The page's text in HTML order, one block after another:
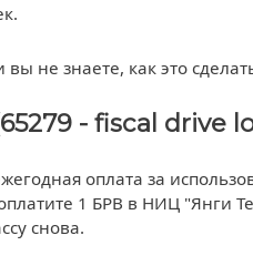
вы не знаете, как это
- fiscal drive
оплата за
1 БРВ в НИЦ "Янги
снова.